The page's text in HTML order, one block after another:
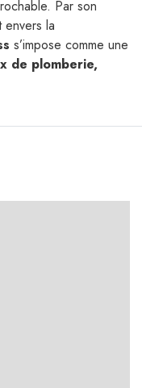
Par son
envers la
s’impose comme une
de plomberie,